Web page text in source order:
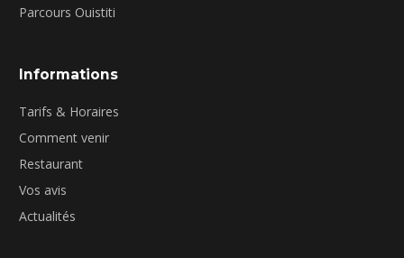
Parcours Ouistiti
Informations
Tarifs & Horaires
Comment venir
Restaurant
Vos avis
Actualités